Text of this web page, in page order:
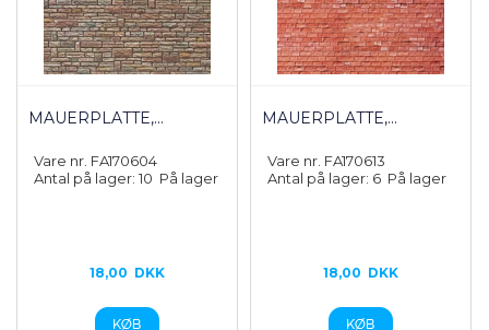
MAUERPLATTE,...
Vare nr. FA170604
Antal på lager: 10 På lager
18,00 DKK
MAUERPLATTE,...
Vare nr. FA170613
Antal på lager: 6 På lager
18,00 DKK